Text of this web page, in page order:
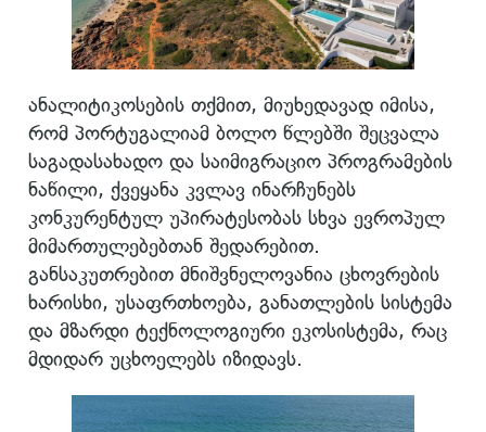
ანალიტიკოსების თქმით, მიუხედავად იმისა,
რომ პორტუგალიამ ბოლო წლებში შეცვალა
საგადასახადო და საიმიგრაციო პროგრამების
ნაწილი, ქვეყანა კვლავ ინარჩუნებს
კონკურენტულ უპირატესობას სხვა ევროპულ
მიმართულებებთან შედარებით.
განსაკუთრებით მნიშვნელოვანია ცხოვრების
ხარისხი, უსაფრთხოება, განათლების სისტემა
და მზარდი ტექნოლოგიური ეკოსისტემა, რაც
მდიდარ უცხოელებს იზიდავს.